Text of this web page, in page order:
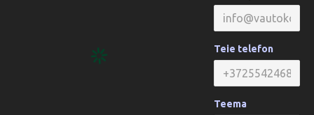
Teie telefon
Teema